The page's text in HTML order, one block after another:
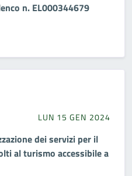
n. EL000344679
LUN 15 GEN 2024
dei servizi per il
al turismo accessibile a